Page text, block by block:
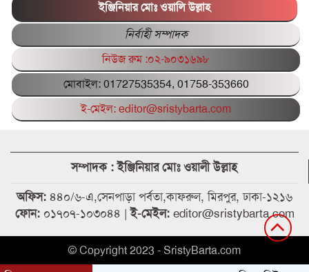
পিএসসির সাবেক গাড়িচালক আবেদ আলীর
ছেলে সিয়াম গ্রেপ্তার
বাংলাদেশের পরিবর্তনে গনভোটে হ্যাঁ ভোট
জরুরি: সাখাওয়াত হোসেন
লুটপাট ভয়াবহ আদানির চুক্তি রাষ্ট্রবিরোধী
শিক্ষিকাকে গলা কেটে হত্যাচেষ্টা, সাবেক স্বামী
গ্রেফতার
ইঞ্জিনিয়ার মোঃ ওয়ালি উল্লাহ
নির্বাহী সম্পাদক
নিউজ রুম :০২-৯০৩১৬৯৮
মোবাইল: 01727535354, 01758-353660
ই-মেইল: editor@sristybarta.com
সম্পাদক : ইঞ্জিনিয়ার মোঃ ওয়ালী উল্লাহ
অফিস: ৪৪০/৬-এ,সেনপাড়া পর্বতা,কাফরুল, মিরপুর, ঢাকা-১২১৬
ফোন: ০১৭০৭-১০৩০৪৪ |ই-মেইল: editor@sristybarta.com
© Copyright 2023 - SristyBarta.com